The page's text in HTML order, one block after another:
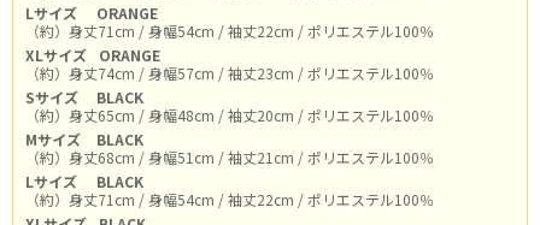
Lサイズ
ORANGE
（約）身丈71cm / 身幅54cm / 袖丈22cm / ポリエステル100％
XLサイズ
ORANGE
（約）身丈74cm / 身幅57cm / 袖丈23cm / ポリエステル100％
Sサイズ
BLACK
（約）身丈65cm / 身幅48cm / 袖丈20cm / ポリエステル100％
Mサイズ
BLACK
（約）身丈68cm / 身幅51cm / 袖丈21cm / ポリエステル100％
Lサイズ
BLACK
（約）身丈71cm / 身幅54cm / 袖丈22cm / ポリエステル100％